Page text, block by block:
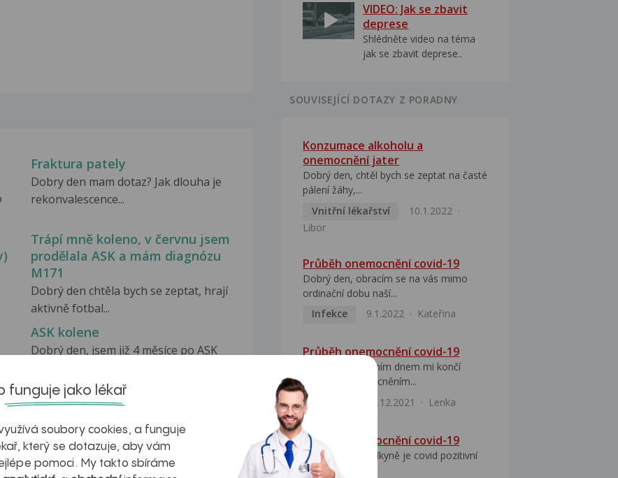
Fraktura pately
Dobry den mam dotaz? Jak dlouha je
rekonvalescence...
Trápí mně koleno, v červnu jsem
prodělala ASK a mám diagnózu
M171
Dobrý den chtěla bych se zeptat, hrají
aktivně fotbal...
ASK kolene
Dobrý den, jsem již 4 měsíce po ASK
VIDEO: Jak se zbavit
deprese
Shlédněte video na téma
jak se zbavit deprese..
SOUVISEJÍCÍ DOTAZY Z PORADNY
Konzumace alkoholu a
onemocnění jater
Dobrý den, chtěl bych se zeptat na časté
pálení žáhy,...
Vnitřní lékařství
10.1.2022
Libor
Průběh onemocnění covid-19
Dobrý den, obracím se na vás mimo
ordinační dobu naší...
Infekce
9.1.2022 Kateřina
Průběh onemocnění covid-19
Dobrý den,dnešním dnem mi končí
izolace s onemocněním...
17.12.2021 Lenka
Průběh onemocnění covid-19
Dobrý den, přítelkyně je covid pozitivní
já byl na...
funguje jako lékař
soubory cookies, a funguje
který se dotazuje, aby vám
pomoci. My takto sbíráme